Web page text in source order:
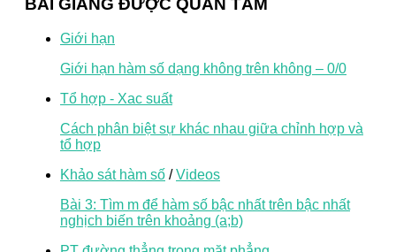
BÀI GIẢNG ĐƯỢC QUAN TÂM
Giới hạn
Giới hạn hàm số dạng không trên không – 0/0
Tổ hợp - Xac suất
Cách phân biệt sự khác nhau giữa chỉnh hợp và
tổ hợp
Khảo sát hàm số /Videos
Bài 3: Tìm m để hàm số bậc nhất trên bậc nhất
nghịch biến trên khoảng (a;b)